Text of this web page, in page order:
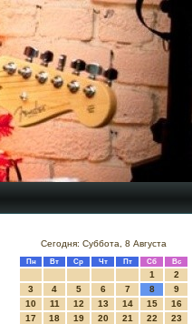
Сегодня: Суббота, 8 Августа
Пн Вт Ср Чт Пт Сб Вс
1
2
3
4 5 6 7 8
9
10
11 12 13 14 15
16
17
18 19 20 21 22
23